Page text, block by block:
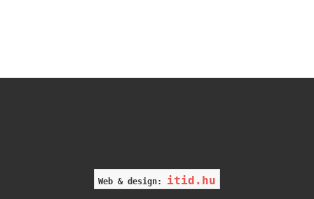
Web & design: itid.hu